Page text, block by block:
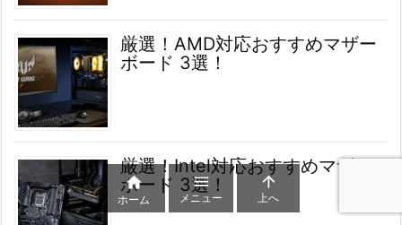
厳選！AMD対応おすすめマザー
ボード 3選！
厳選！Intel対応おすすめマザー
ボード 3選！

ホーム

メニュー

上へ